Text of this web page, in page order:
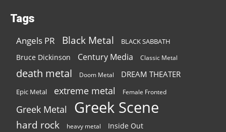
Tags
Angels PR Black Metal BLACK SABBATH
Bruce Dickinson Century Media Classic Metal
death metal Doom Metal DREAM THEATER
Epic Metal extreme metal Female Fronted
Greek Metal Greek Scene
hard rock heavy metal Inside Out